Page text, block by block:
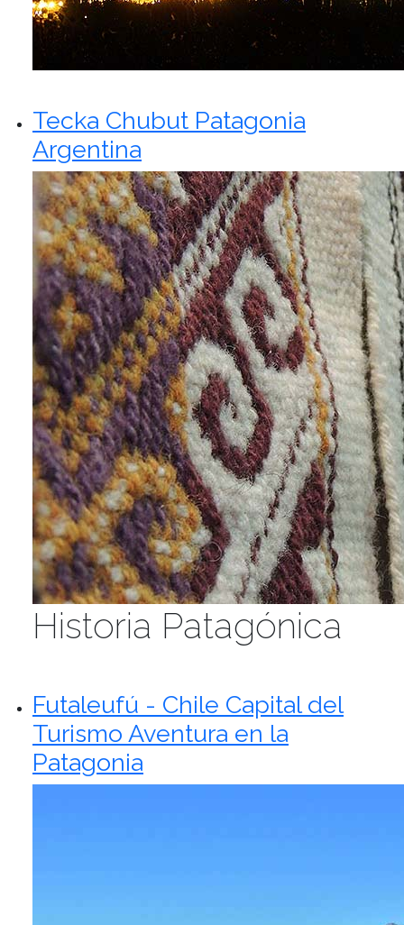
Tecka Chubut Patagonia
Argentina
Historia Patagónica
Futaleufú - Chile Capital del
Turismo Aventura en la
Patagonia